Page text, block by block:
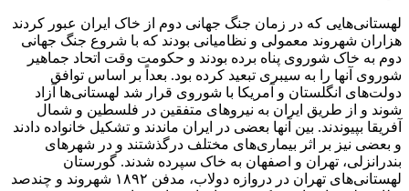
لهستانی‌هایی که در زمان جنگ جهانی دوم از خاک ایران عبور کردند
هزاران شهروند معمولی و نظامیانی بودند که با شروع جنگ جهانی
دوم به خاک شوروی پناه برده بودند و حکومت وقت اتحاد جماهیر
شوروی آنها را به سیبری تبعید کرده بود. بعداً بر اساس توافق
دولت‌های انگلستان و آمریکا با شوروی قرار شد لهستانی‌ها آزاد
شوند و از طریق ایران به نیروهای متفقین در فلسطین و شمال
آفریقا بپیوندند. بین آنها بعضی در ایران ماندند و تشکیل خانواده دادند
و بعضی نیز بر اثر بیماری‌های مختلف درگذشتند و در شهرهای
بندرانزلی، تهران و اصفهان به خاک سپرده شدند. گورستان
لهستانی‌های تهران در دروازه دولاب، مدفن ۱۸۹۲ شهروند و چندصد